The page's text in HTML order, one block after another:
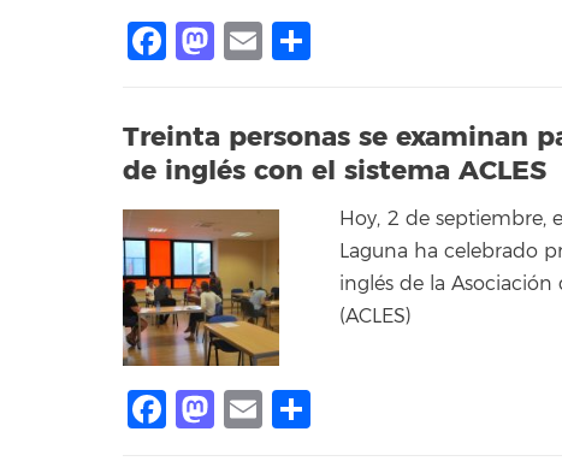
Facebook
Mastodon
Email
Treinta personas se examinan
de inglés con el sistema ACLES
Hoy, 2 de septiembre,
Laguna ha celebrado
inglés de la
(ACLES)
Facebook
Mastodon
Email